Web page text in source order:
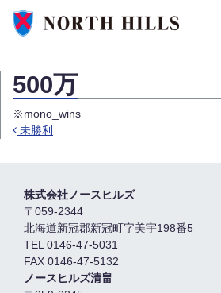
500万
※mono_wins
未勝利
株式会社ノースヒルズ
〒059-2344
北海道新冠郡新冠町字美宇198番5
TEL 0146-47-5031
FAX 0146-47-5132
ノースヒルズ清畠